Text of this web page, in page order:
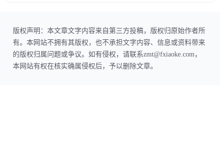
版权声明：本文章文字内容来自第三方投稿，版权归原始作者所
有。本网站不拥有其版权，也不承担文字内容、信息或资料带来
的版权归属问题或争议。如有侵权，请联系zmt@fxiaoke.com，
本网站有权在核实确属侵权后，予以删除文章。